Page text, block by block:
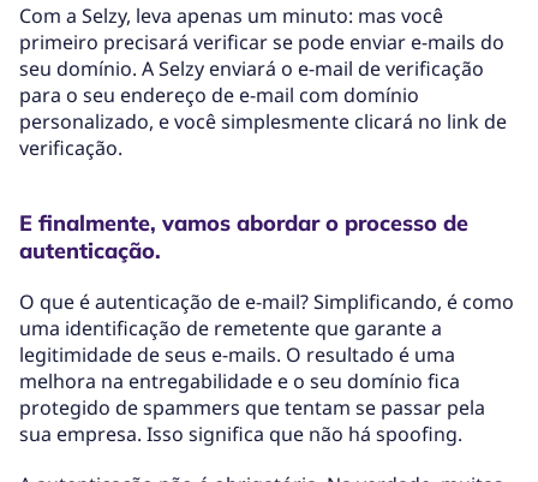
Com a Selzy, leva apenas um minuto: mas você
primeiro precisará verificar se pode enviar e-mails do
seu domínio. A Selzy enviará o e-mail de verificação
para o seu endereço de e-mail com domínio
personalizado, e você simplesmente clicará no link de
verificação.
E finalmente, vamos abordar o processo de
autenticação.
O que é autenticação de e-mail? Simplificando, é como
uma identificação de remetente que garante a
legitimidade de seus e-mails. O resultado é uma
melhora na entregabilidade e o seu domínio fica
protegido de spammers que tentam se passar pela
sua empresa. Isso significa que não há spoofing.